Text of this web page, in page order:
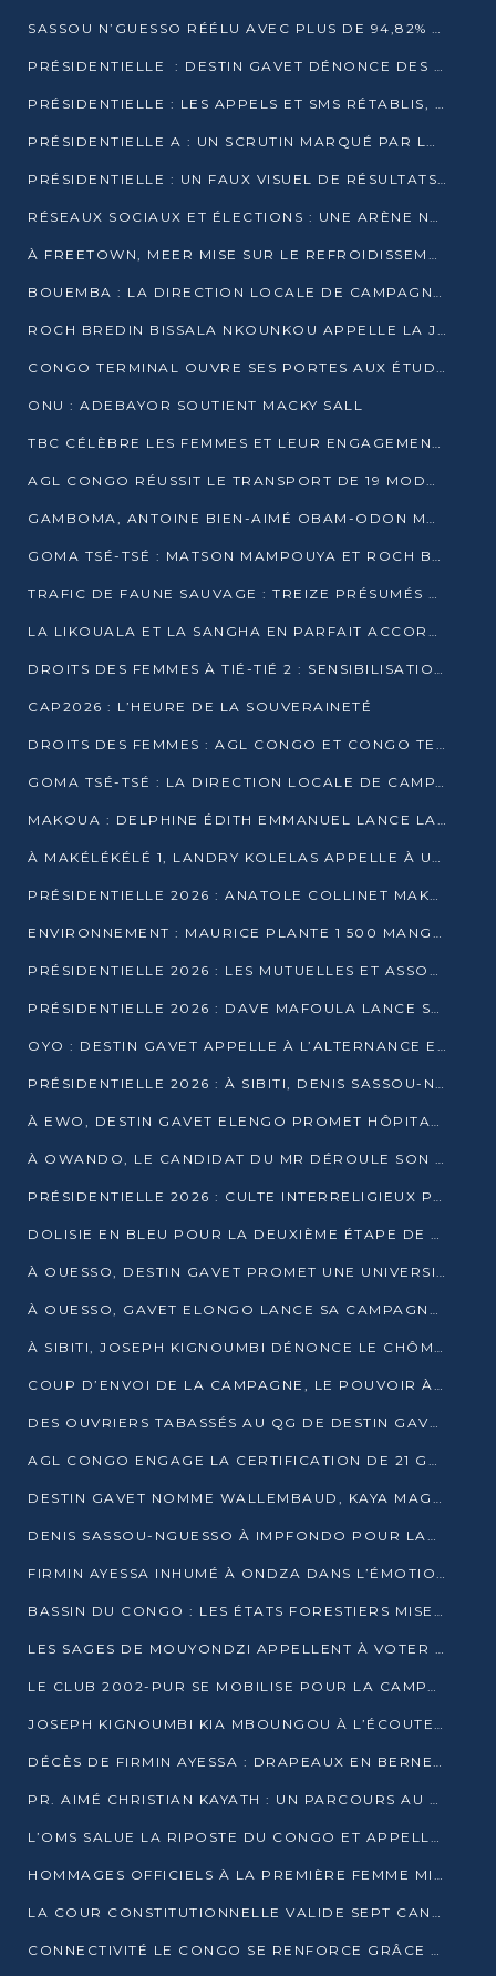
SASSOU N’GUESSO RÉÉLU AVEC PLUS DE 94,82% DES VOIX
PRÉSIDENTIELLE : DESTIN GAVET DÉNONCE DES IRRÉGULARITÉS ET REVENDIQUE LA VICTOIRE
PRÉSIDENTIELLE : LES APPELS ET SMS RÉTABLIS, INTERNET RESTE BLOQUÉ
PRÉSIDENTIELLE A : UN SCRUTIN MARQUÉ PAR LA COUPURE D’INTERNET ET UNE AFFLUENCE TIMIDE À BRAZZAVILLE
PRÉSIDENTIELLE : UN FAUX VISUEL DE RÉSULTATS CIRCULE
RÉSEAUX SOCIAUX ET ÉLECTIONS : UNE ARÈNE NUMÉRIQUE EN PLEINE MUTATION AU CONGO
À FREETOWN, MEER MISE SUR LE REFROIDISSEMENT PASSIF FACE À LA CHALEUR EXTRÊME
BOUEMBA : LA DIRECTION LOCALE DE CAMPAGNE DE DENIS SASSOU N’GUESSO MULTIPLIE LES ACTIVITÉS DE MOBILISATION
ROCH BREDIN BISSALA NKOUNKOU APPELLE LA JEUNESSE DE GOMA TSÉ-TSÉ À UN VOTE MASSIF POUR DENIS SASSOU NGUESSO
CONGO TERMINAL OUVRE SES PORTES AUX ÉTUDIANTS EN TRANSPORT ET LOGISTIQUE
ONU : ADEBAYOR SOUTIENT MACKY SALL
TBC CÉLÈBRE LES FEMMES ET LEUR ENGAGEMENT À L’OCCASION DU 8 MARS
AGL CONGO RÉUSSIT LE TRANSPORT DE 19 MODULES HORS GABARIT ENTRE POINTE-NOIRE ET BRAZZAVILLE
GAMBOMA, ANTOINE BIEN-AIMÉ OBAM-ODON MOBILISE LES 32 148 ÉLECTEURS EN FAVEUR DE DENIS SASSOU NGUESSO
GOMA TSÉ-TSÉ : MATSON MAMPOUYA ET ROCH BREDIN BISSALA NKOUNKOU EN CAMPAGNE DE PROXIMITÉ
TRAFIC DE FAUNE SAUVAGE : TREIZE PRÉSUMÉS TRAFIQUANTS INTERPELLÉS AU CONGO EN 2025
LA LIKOUALA ET LA SANGHA EN PARFAIT ACCORD AVEC LE PROJET DE SOCIÉTÉ DU CANDIDAT DENIS SASSOU-N’GUESSO
DROITS DES FEMMES À TIÉ-TIÉ 2 : SENSIBILISATION ET PÉDAGOGIE SUR LE DROIT DE VOTE
CAP2026 : L’HEURE DE LA SOUVERAINETÉ
DROITS DES FEMMES : AGL CONGO ET CONGO TERMINAL METTENT EN AVANT LE LEADERSHIP FÉMININ
GOMA TSÉ-TSÉ : LA DIRECTION LOCALE DE CAMPAGNE INTENSIFIE LA SENSIBILISATION DANS LES VILLAGES
MAKOUA : DELPHINE ÉDITH EMMANUEL LANCE LA CAMPAGNE POUR DENIS SASSOU-N’GUESSO
À MAKÉLÉKÉLÉ 1, LANDRY KOLELAS APPELLE À UNE MOBILISATION MASSIVE EN FAVEUR DE DENIS SASSOU-N’GUESSO
PRÉSIDENTIELLE 2026 : ANATOLE COLLINET MAKOSSO DÉFEND LE PROJET DE SOCIÉTÉ DE DENIS SASSOU NGUESSO
ENVIRONNEMENT : MAURICE PLANTE 1 500 MANGROVES POUR HONORER WANGARI MAATHAI
PRÉSIDENTIELLE 2026 : LES MUTUELLES ET ASSOCIATIONS S’IMPLIQUENT DANS LA CAMPAGNE ÉLECTORALE À TIÉ-TIÉ 2 (POINTE-NOIRE)
PRÉSIDENTIELLE 2026 : DAVE MAFOULA LANCE SA « VAGUE DU NOUVEAU DÉPART » À IMPFONDO
OYO : DESTIN GAVET APPELLE À L’ALTERNANCE ET À LA RESPONSABILITÉ DE LA JEUNESSE
PRÉSIDENTIELLE 2026 : À SIBITI, DENIS SASSOU-N’GUESSO PARIE SUR LES RESSOURCES DE LA LEKOUMOU
À EWO, DESTIN GAVET ELENGO PROMET HÔPITAL, CHEMIN DE FER ET AUDIT DES FINANCES PUBLIQUES
À OWANDO, LE CANDIDAT DU MR DÉROULE SON PROGRAMME DE “CHANGEMENT”
PRÉSIDENTIELLE 2026 : CULTE INTERRELIGIEUX POUR LA PAIX À OUENZÉ
DOLISIE EN BLEU POUR LA DEUXIÈME ÉTAPE DE CAMPAGNE DE DSN
À OUESSO, DESTIN GAVET PROMET UNE UNIVERSITÉ POUR LA SANGHA
À OUESSO, GAVET ELONGO LANCE SA CAMPAGNE SOUS LE SIGNE DU RENOUVEAU
À SIBITI, JOSEPH KIGNOUMBI DÉNONCE LE CHÔMAGE ET LES DÉFAILLANCES DE L’ÉTAT
COUP D’ENVOI DE LA CAMPAGNE, LE POUVOIR À POINTE-NOIRE, L’OPPOSITION À OUESSO ET SIBITI
DES OUVRIERS TABASSÉS AU QG DE DESTIN GAVET À 24 HEURES DE L’OUVERTURE DE LA CAMPAGNE
AGL CONGO ENGAGE LA CERTIFICATION DE 21 GRUTIERS AUX NORMES INTERNATIONALES
DESTIN GAVET NOMME WALLEMBAUD, KAYA MAGANE, BOUDZIKA ET MBOUSSA-ELLAH AUX COMMANDES DE SA CAMPAGNE
DENIS SASSOU-NGUESSO À IMPFONDO POUR LANCER LE CORRIDOR 13
FIRMIN AYESSA INHUMÉ À ONDZA DANS L’ÉMOTION ET LE RECUEILLEMENT
BASSIN DU CONGO : LES ÉTATS FORESTIERS MISENT SUR LES MARCHÉS CARBONE
LES SAGES DE MOUYONDZI APPELLENT À VOTER DENIS SASSOU-NGUESSO
LE CLUB 2002-PUR SE MOBILISE POUR LA CAMPAGNE
JOSEPH KIGNOUMBI KIA MBOUNGOU À L’ÉCOUTE DE TALANGAÏ
DÉCÈS DE FIRMIN AYESSA : DRAPEAUX EN BERNE LUNDI
PR. AIMÉ CHRISTIAN KAYATH : UN PARCOURS AU SERVICE DE LA RECHERCHE ET DE L’INNOVATION
L’OMS SALUE LA RIPOSTE DU CONGO ET APPELLE À DES RÉFORMES DURABLES
HOMMAGES OFFICIELS À LA PREMIÈRE FEMME MINISTRE DU CONGO
LA COUR CONSTITUTIONNELLE VALIDE SEPT CANDIDATURES POUR LA PRÉSIDENTIELLE
CONNECTIVITÉ LE CONGO SE RENFORCE GRÂCE AU CÂBLE 2AFRICA